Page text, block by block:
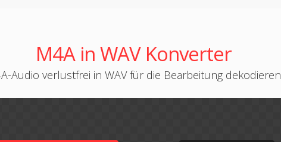
M4A in WAV Konverter
Audio verlustfrei in WAV für die Bearbeitung dekodieren